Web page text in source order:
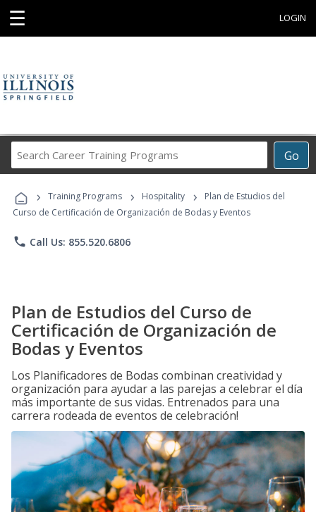
☰ LOGIN
Go
Career
Programs
› Training Programs › Hospitality ›
Plan de Estudios del
Curso de Certificación de Organización de Bodas y Eventos
phone Call Us: 855.520.6806
Plan de Estudios del Curso de
Certificación de Organización de
Bodas y Eventos
Los Planificadores de Bodas combinan creatividad y
organización para ayudar a las parejas a celebrar el día
más importante de sus vidas. Entrenados para una
carrera rodeada de eventos de celebración!